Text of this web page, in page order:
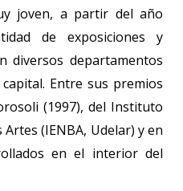
joven, a partir del año
de exposiciones y
diversos departamentos
Entre sus premios
(1997), del Instituto
(IENBA, Udelar) y en
en el interior del